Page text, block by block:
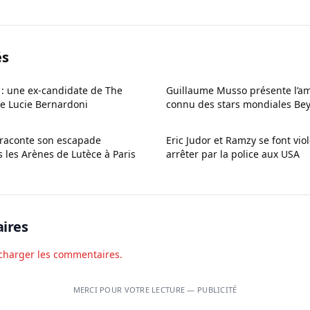
une ex-candidate de The
Lucie Bernardoni
Guillaume Musso présente
connu des stars mondiales
son escapade
Arènes de Lutèce à Paris
Eric Judor et Ramzy se font
arrêter par la police aux USA
les commentaires.
MERCI POUR VOTRE LECTURE — PUBLICITÉ